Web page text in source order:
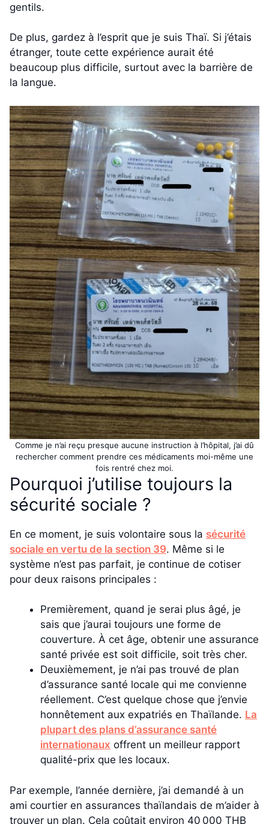
gentils.
De plus, gardez à l’esprit que je suis Thaï. Si j’étais
étranger, toute cette expérience aurait été
beaucoup plus difficile, surtout avec la barrière de
la langue.
Comme je n’ai reçu presque aucune instruction à l’hôpital, j’ai dû
rechercher comment prendre ces médicaments moi-même une
fois rentré chez moi.
Pourquoi j’utilise toujours la
sécurité sociale ?
En ce moment, je suis volontaire sous la sécurité
sociale en vertu de la section 39. Même si le
système n’est pas parfait, je continue de cotiser
pour deux raisons principales :
Premièrement, quand je serai plus âgé, je
sais que j’aurai toujours une forme de
couverture. À cet âge, obtenir une assurance
santé privée est soit difficile, soit très cher.
Deuxièmement, je n’ai pas trouvé de plan
d’assurance santé locale qui me convienne
réellement. C’est quelque chose que j’envie
honnêtement aux expatriés en Thaïlande. La
plupart des plans d’assurance santé
internationaux offrent un meilleur rapport
qualité-prix que les locaux.
Par exemple, l’année dernière, j’ai demandé à un
ami courtier en assurances thaïlandais de m’aider à
trouver un plan. Cela coûtait environ 40 000 THB